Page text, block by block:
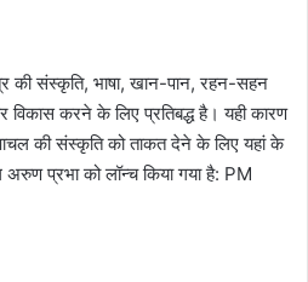
की संस्कृति, भाषा, खान-पान, रहन-सहन
करने के लिए प्रतिबद्ध है। यही कारण
की संस्कृति को ताकत देने के लिए यहां के
प्रभा को लॉन्च किया गया है: PM